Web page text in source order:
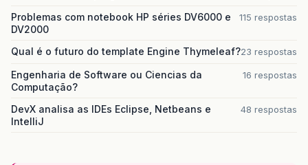
Problemas com notebook HP séries DV6000 e
DV2000
115 respostas
Qual é o futuro do template Engine Thymeleaf?23 respostas
Engenharia de Software ou Ciencias da
Computação?
16 respostas
DevX analisa as IDEs Eclipse, Netbeans e
IntelliJ
48 respostas